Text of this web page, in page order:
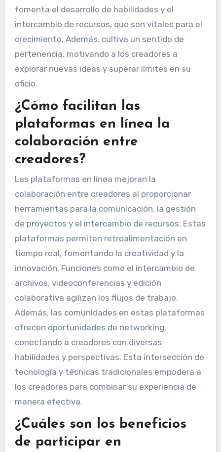
fomenta el desarrollo de habilidades y el
intercambio de recursos, que son vitales para el
crecimiento. Además, cultiva un sentido de
pertenencia, motivando a los creadores a
explorar nuevas ideas y superar límites en su
oficio.
¿Cómo facilitan las
plataformas en línea la
colaboración entre
creadores?
Las plataformas en línea mejoran la
colaboración entre creadores al proporcionar
herramientas para la comunicación, la gestión
de proyectos y el intercambio de recursos. Estas
plataformas permiten retroalimentación en
tiempo real, fomentando la creatividad y la
innovación. Funciones como el intercambio de
archivos, videoconferencias y edición
colaborativa agilizan los flujos de trabajo.
Además, las comunidades en estas plataformas
ofrecen oportunidades de networking,
conectando a creadores con diversas
habilidades y perspectivas. Esta intersección de
tecnología y técnicas tradicionales empodera a
los creadores para combinar su experiencia de
manera efectiva.
¿Cuáles son los beneficios
de participar en